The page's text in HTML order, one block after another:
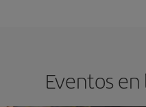
Eventos